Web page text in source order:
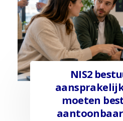
NIS2
moeten